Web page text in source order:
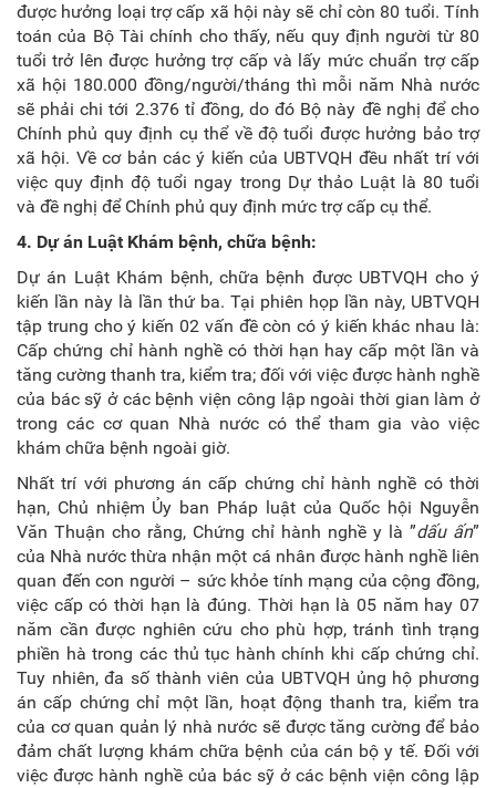
được hưởng loại trợ cấp xã hội này sẽ chỉ còn 80 tuổi. Tính
toán của Bộ Tài chính cho thấy, nếu quy định người từ 80
tuổi trở lên được hưởng trợ cấp và lấy mức chuẩn trợ cấp
xã hội 180.000 đồng/người/tháng thì mỗi năm Nhà nước
sẽ phải chi tới 2.376 tỉ đồng, do đó Bộ này đề nghị để cho
Chính phủ quy định cụ thể về độ tuổi được hưởng bảo trợ
xã hội. Về cơ bản các ý kiến của UBTVQH đều nhất trí với
việc quy định độ tuổi ngay trong Dự thảo Luật là 80 tuổi
và đề nghị để Chính phủ quy định mức trợ cấp cụ thể.
4. Dự án Luật Khám bệnh, chữa bệnh:
Dự án Luật Khám bệnh, chữa bệnh được UBTVQH cho ý
kiến lần này là lần thứ ba. Tại phiên họp lần này, UBTVQH
tập trung cho ý kiến 02 vấn đề còn có ý kiến khác nhau là:
Cấp chứng chỉ hành nghề có thời hạn hay cấp một lần và
tăng cường thanh tra, kiểm tra; đối với việc được hành nghề
của bác sỹ ở các bệnh viện công lập ngoài thời gian làm ở
trong các cơ quan Nhà nước có thể tham gia vào việc
khám chữa bệnh ngoài giờ.
Nhất trí với phương án cấp chứng chỉ hành nghề có thời
hạn, Chủ nhiệm Ủy ban Pháp luật của Quốc hội Nguyễn
Văn Thuận cho rằng, Chứng chỉ hành nghề y là ”dấu ấn”
của Nhà nước thừa nhận một cá nhân được hành nghề liên
quan đến con người – sức khỏe tính mạng của cộng đồng,
việc cấp có thời hạn là đúng. Thời hạn là 05 năm hay 07
năm cần được nghiên cứu cho phù hợp, tránh tình trạng
phiền hà trong các thủ tục hành chính khi cấp chứng chỉ.
Tuy nhiên, đa số thành viên của UBTVQH ủng hộ phương
án cấp chứng chỉ một lần, hoạt động thanh tra, kiểm tra
của cơ quan quản lý nhà nước sẽ được tăng cường để bảo
đảm chất lượng khám chữa bệnh của cán bộ y tế. Đối với
việc được hành nghề của bác sỹ ở các bệnh viện công lập